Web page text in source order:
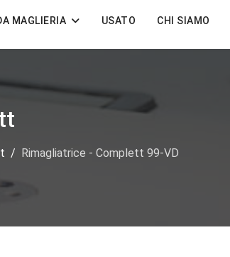
MAGLIERIA USATO CHI SIAMO
Rimagliatrice - Complett 99-VD